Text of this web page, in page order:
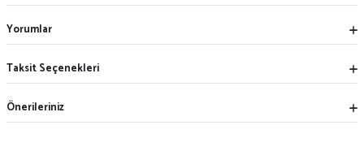
Yorumlar
Taksit Seçenekleri
Önerileriniz